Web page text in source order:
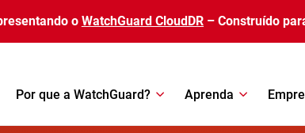
o WatchGuard CloudDR – Construído
Por que a WatchGuard? Aprenda